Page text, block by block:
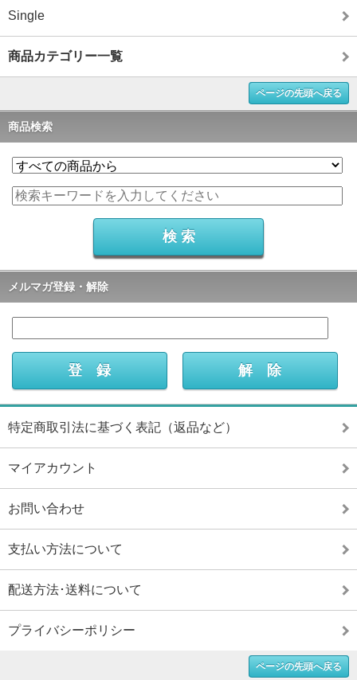
Single
商品カテゴリー一覧
ページの先頭へ戻る
商品検索
メルマガ登録・解除
特定商取引法に基づく表記（返品など）
マイアカウント
お問い合わせ
支払い方法について
配送方法･送料について
プライバシーポリシー
ページの先頭へ戻る